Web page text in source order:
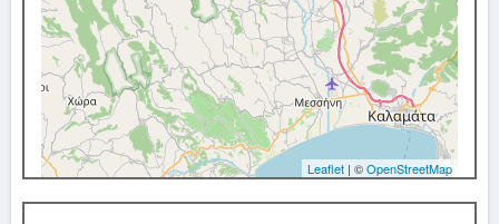
Leaflet | ©OpenStreetMap